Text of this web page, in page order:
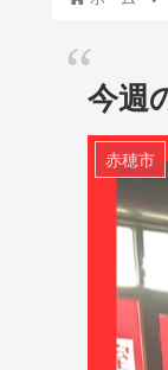
今週
赤穂市